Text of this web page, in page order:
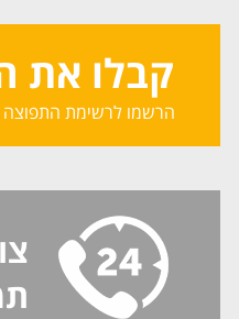
קבלו את
הרשמו לרשימת התפוצה